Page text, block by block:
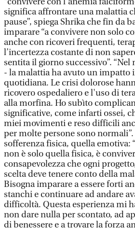
significa affrontare una malattia
pause”, spiega Shrika che fin da
imparare “a convivere non solo
anche con ricoveri frequenti,
l’incertezza costante di non
sentita il giorno successivo”.
- la malattia ha avuto un impatto
quotidiana. Le crisi dolorose
ricovero ospedaliero e l'uso di
alla morfina. Ho subìto
significative, come infarti ossei,
miei movimenti e reso difficili
per molte persone sono
sofferenza fisica, quella emotiva:
non è solo quella fisica, è
consapevolezza che ogni
scelta deve tenere conto della
Bisogna imparare a essere forti
stanchi e continuare ad andare
difficoltà. Questa esperienza mi
non dare nulla per scontato, ad
di benessere e a trovare la forza